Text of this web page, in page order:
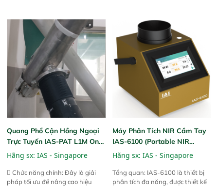
ngành công nghiệp khác nhau. 
Độ nhạy cao: Trang bị đầu dò
InGaAs độ nhạy cao, cung cấp
phản hồi phổ tuyến tính đầy đủ,
đảm bảo độ chính xác và khả
năng lặp lại tối ưu.
trực tiếp ngoài đồng ruộng.
Quang Phổ Cận Hồng Ngoại
Trực Tuyến IAS-PAT L1M On-
Line NIR
Hãng sx: IAS - Singapore
 Chức năng chính: Đây là giải
pháp tối ưu để nâng cao hiệu
Máy Phân Tích NIR Cầm Tay
IAS-6100 (Portable NIR
Analyzer)
Hãng sx: IAS - Singapore
Tổng quan: IAS-6100 là thiết bị
phân tích đa năng, được thiết kế